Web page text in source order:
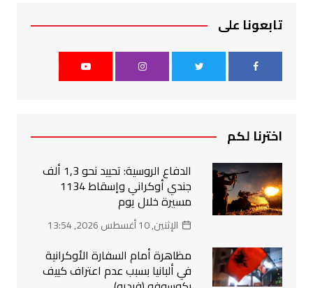
تابعونا على
اخترنا لكم
الدفاع الروسية: تحييد نحو 1,3 ألف
جندي أوكراني وإسقاط 1134
مسيرة خلال يوم
الإثنين, 10 أغسطس 2026, 13:54
مظاهرة أمام السفارة الأوكرانية
في ألبانيا بسبب عدم اعتراف كييف